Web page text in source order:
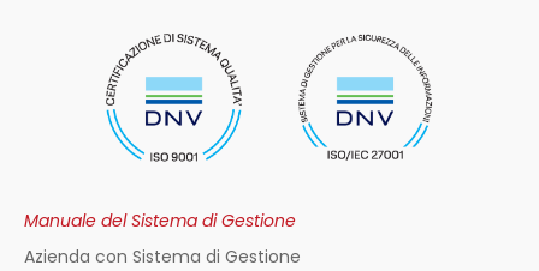
Manuale del Sistema di Gestione
Azienda con Sistema di Gestione